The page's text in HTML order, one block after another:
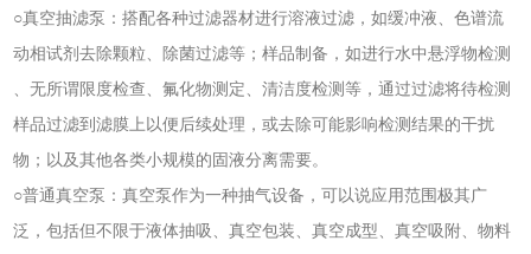
○真空抽滤泵：搭配各种过滤器材进行溶液过滤，如缓冲液、色谱流
动相试剂去除颗粒、除菌过滤等；样品制备，如进行水中悬浮物检测
、无所谓限度检查、氟化物测定、清洁度检测等，通过过滤将待检测
样品过滤到滤膜上以便后续处理，或去除可能影响检测结果的干扰
物；以及其他各类小规模的固液分离需要。
○普通真空泵：真空泵作为一种抽气设备，可以说应用范围极其广
泛，包括但不限于液体抽吸、真空包装、真空成型、真空吸附、物料